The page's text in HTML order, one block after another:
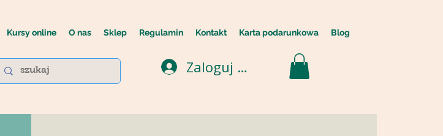
Kursy online O nas Sklep Regulamin Kontakt Karta podarunkowa Blog
Zaloguj się